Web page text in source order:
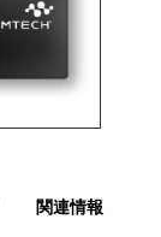
関連情報